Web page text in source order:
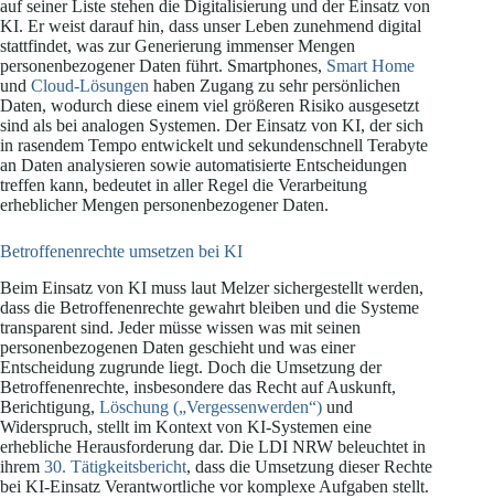
auf seiner Liste stehen die Digitalisierung und der Einsatz von
KI. Er weist darauf hin, dass unser Leben zunehmend digital
stattfindet, was zur Generierung immenser Mengen
personenbezogener Daten führt. Smartphones, Smart Home
und Cloud-Lösungen haben Zugang zu sehr persönlichen
Daten, wodurch diese einem viel größeren Risiko ausgesetzt
sind als bei analogen Systemen. Der Einsatz von KI, der sich
in rasendem Tempo entwickelt und sekundenschnell Terabyte
an Daten analysieren sowie automatisierte Entscheidungen
treffen kann, bedeutet in aller Regel die Verarbeitung
erheblicher Mengen personenbezogener Daten.
Betroffenenrechte umsetzen bei KI
Beim Einsatz von KI muss laut Melzer sichergestellt werden,
dass die Betroffenenrechte gewahrt bleiben und die Systeme
transparent sind. Jeder müsse wissen was mit seinen
personenbezogenen Daten geschieht und was einer
Entscheidung zugrunde liegt. Doch die Umsetzung der
Betroffenenrechte, insbesondere das Recht auf Auskunft,
Berichtigung, Löschung („Vergessenwerden“) und
Widerspruch, stellt im Kontext von KI-Systemen eine
erhebliche Herausforderung dar. Die LDI NRW beleuchtet in
ihrem 30. Tätigkeitsbericht, dass die Umsetzung dieser Rechte
bei KI-Einsatz Verantwortliche vor komplexe Aufgaben stellt.